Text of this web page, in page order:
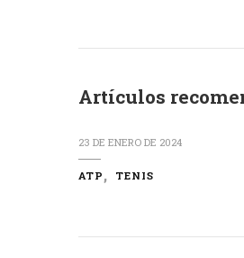
Artículos
23 DE ENERO DE 2024
ATP TENIS